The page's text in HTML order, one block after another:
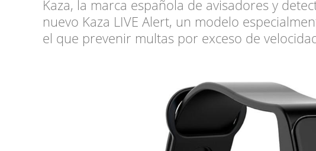
Kaza, la marca española de avisadores y
nuevo Kaza LIVE Alert, un modelo
el que prevenir multas por exceso de